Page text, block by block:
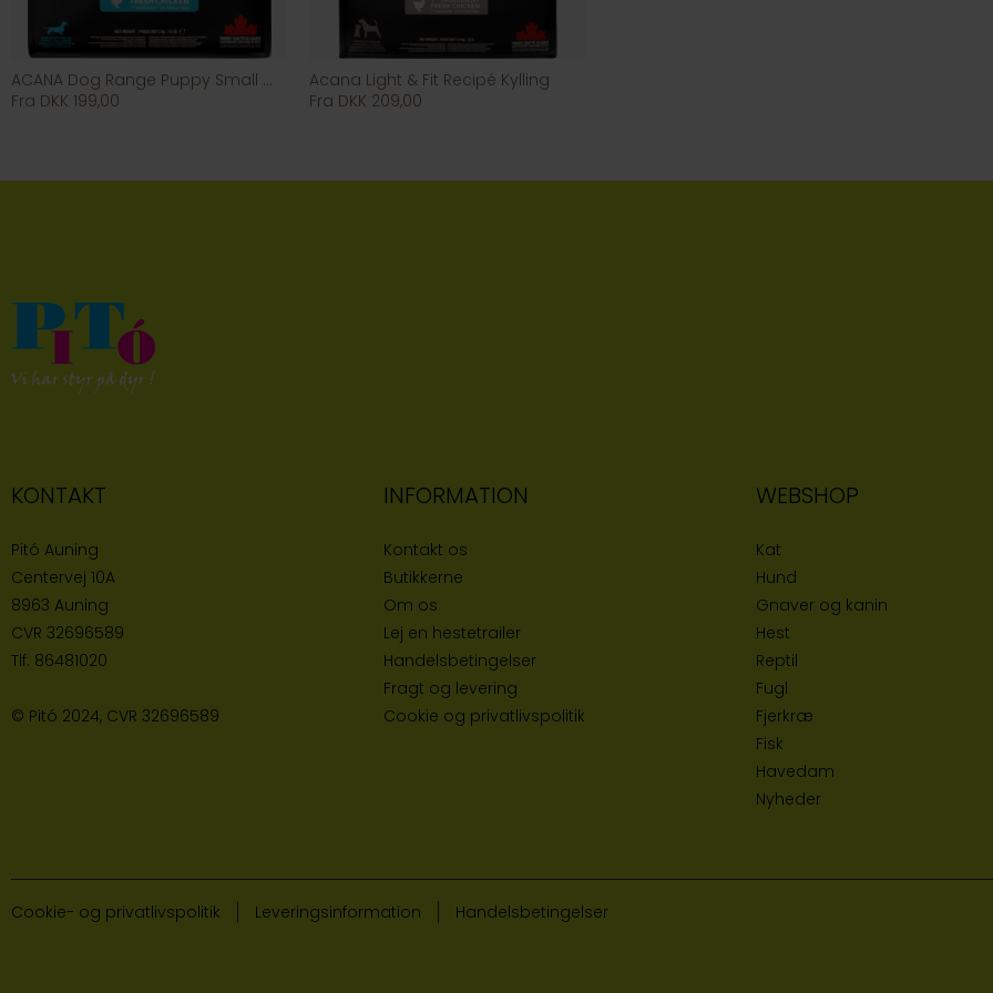
ACANA Dog Range Puppy Small Breed
Fra DKK 199,00
Acana Light & Fit Recipé Kylling
Fra DKK 209,00
KONTAKT
Pitó Auning
Centervej 10A
8963 Auning
CVR 32696589
Tlf: 86481020
© Pitó 2024, CVR 32696589
INFORMATION
Kontakt os
Butikkerne
Om os
Lej en hestetrailer
Handelsbetingelser
Fragt og levering
Cookie og privatlivspolitik
WEBSHOP
Kat
Hund
Gnaver og kanin
Hest
Reptil
Fugl
Fjerkræ
Fisk
Havedam
Nyheder
Cookie- og privatlivspolitik Leveringsinformation Handelsbetingelser